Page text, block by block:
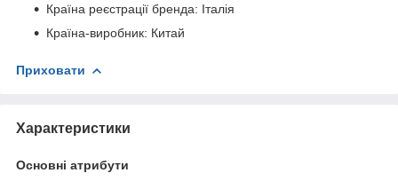
Країна реєстрації бренда: Італія
Країна-виробник: Китай
Приховати
Характеристики
Основні атрибути